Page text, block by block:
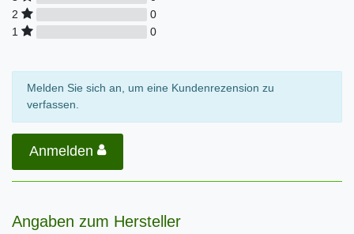
2
0
1
0
Melden Sie sich an, um eine Kundenrezension zu
verfassen.
Anmelden
Angaben zum Hersteller